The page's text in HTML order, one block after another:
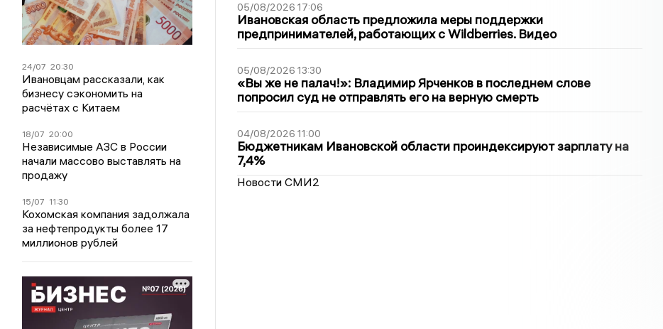
24/07 20:30
Ивановцам рассказали, как
бизнесу сэкономить на
расчётах с Китаем
18/07 20:00
Независимые АЗС в России
начали массово выставлять на
продажу
15/07 11:30
Кохомская компания задолжала
за нефтепродукты более 17
миллионов рублей
05/08/2026 17:06
Ивановская область предложила меры поддержки
предпринимателей, работающих с Wildberries. Видео
05/08/2026 13:30
«Вы же не палач!»: Владимир Ярченков в последнем слове
попросил суд не отправлять его на верную смерть
04/08/2026 11:00
Бюджетникам Ивановской области проиндексируют зарплату на
7,4%
Новости СМИ2